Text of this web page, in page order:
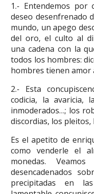
1.- Entendemos por
deseo desenfrenado
mundo, un apego
del oro, el culto al
una cadena con la
todos los hombres:
hombres tienen amor
2.- Esta
codicia, la avaricia,
inmoderados…; los
discordias, los pleitos,
Es el apetito de
como venderle el
monedas.
desencadenados
precipitadas en